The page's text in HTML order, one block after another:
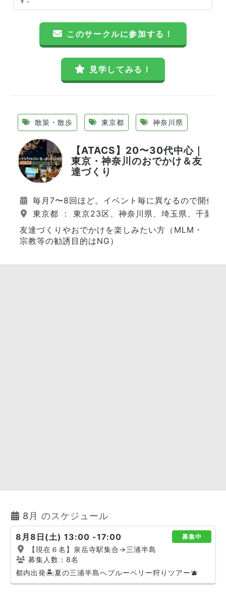
このサークルに参加する！
見学してみる！
散策・散歩 東京都 神奈川県
【ATACS】20〜30代中心｜
東京・神奈川のおでかけ＆友
達づくり
毎月7〜8回ほど。イベント毎に異なるので開催
東京都 ： 東京23区、神奈川県、埼玉県、千葉県
友達づくりやおでかけを楽しみたい方（MLM・
宗教等の勧誘目的はNG）
8月 のスケジュール
8月8日(土) 13:00 -17:00 募集中
【現在６名】泉岳寺駅集合→三浦半島
募集人数：8名
都内出発🏝️夏の三浦半島へブルーベリー狩りツアー🫐